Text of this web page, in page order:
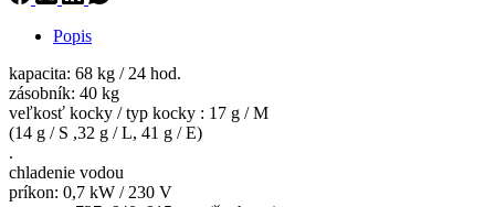
Popis
kapacita: 68 kg / 24 hod.
zásobník: 40 kg
veľkosť kocky / typ kocky : 17 g / M
(14 g / S ,32 g / L, 41 g / E)
.
chladenie vodou
príkon: 0,7 kW / 230 V